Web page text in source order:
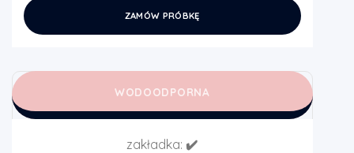
ZAMÓW PRÓBKĘ
WODOODPORNA
zakładka: ✔️